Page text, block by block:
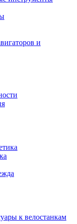
и
к велостанкам